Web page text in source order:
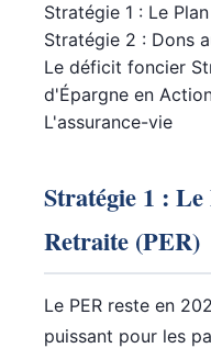
Stratégie 1 : Le
Stratégie 2 : Dons
Le déficit foncier
d'Épargne en
L'assurance-vie
Stratégie 1 :
Retraite (PER)
Le PER reste en
puissant pour les